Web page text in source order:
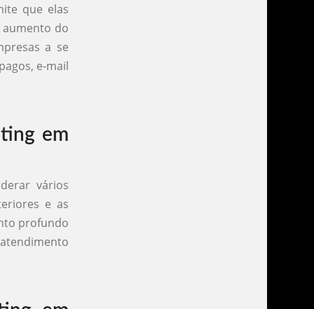
que elas
aumento do
a se
e-mail
em
vários
e as
profundo